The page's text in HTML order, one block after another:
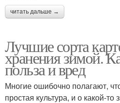
читать дальше →
Лучшие сорта
хранения зимой.
польза и вред
Многие ошибочно полагают,
простая культура, и о какой-то